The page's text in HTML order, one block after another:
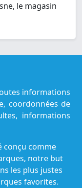
le magasin
informations
coordonnées de
informations
conçu comme
notre but
les plus justes
favorites.